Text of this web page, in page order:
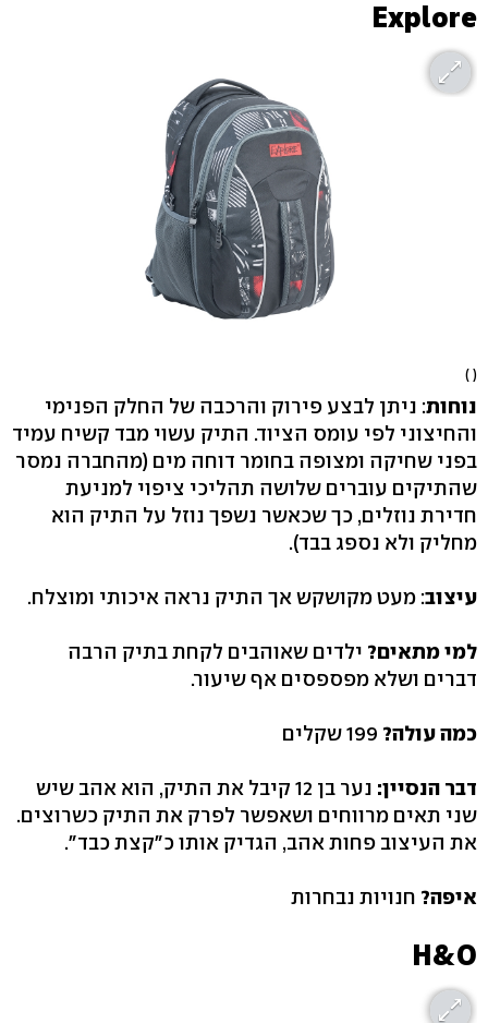
Explore
( )
נוחות: ניתן לבצע פירוק והרכבה של החלק הפנימי
והחיצוני לפי עומס הציוד. התיק עשוי מבד קשיח עמיד
בפני שחיקה ומצופה בחומר דוחה מים (מהחברה נמסר
שהתיקים עוברים שלושה תהליכי ציפוי למניעת
חדירת נוזלים, כך שכאשר נשפך נוזל על התיק הוא
מחליק ולא נספג בבד).
עיצוב: מעט מקושקש אך התיק נראה איכותי ומוצלח.
למי מתאים? ילדים שאוהבים לקחת בתיק הרבה
דברים ושלא מפספסים אף שיעור.
כמה עולה?
דבר הנסיין:
נער בן 12 קיבל את התיק, הוא אהב שיש
שני תאים מרווחים ושאפשר לפרק את התיק כשרוצים.
את העיצוב פחות אהב, הגדיק אותו כ"קצת כבד".
איפה? חנויות נבחרות
H&O